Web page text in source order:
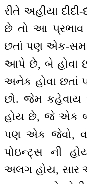
રીતે અહીંયા
છે તો આ
છતાં પણ એક-
આપે છે, બે હોવા
અનેક હોવા
છો. જેમ કહેવાય
હોય છે, જે એક
પણ એક જેવો,
પોઇન્ટ્સ ની
અલગ હોય, સાર